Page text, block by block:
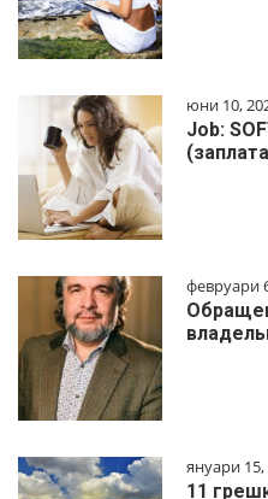
юни 10,
Job:
февруари
януари 15,
11